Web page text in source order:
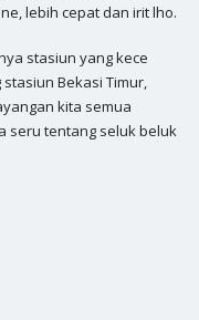
lebih cepat dan irit lho.
stasiun yang kece
Bekasi Timur,
kita semua
seru tentang seluk beluk